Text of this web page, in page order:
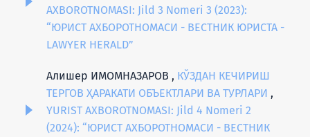
AXBOROTNOMASI: Jild 3 Nomeri 3 (2023):
“ЮРИСТ АХБОРОТНОМАСИ - ВЕСТНИК ЮРИСТА -
LAWYER HERALD”
Алишер ИМОМНАЗАРОВ , КЎЗДАН КЕЧИРИШ
ТЕРГОВ ҲАРАКАТИ ОБЪЕКТЛАРИ ВА ТУРЛАРИ ,
YURIST AXBOROTNOMASI: Jild 4 Nomeri 2
(2024): “ЮРИСТ АХБОРОТНОМАСИ - ВЕСТНИК